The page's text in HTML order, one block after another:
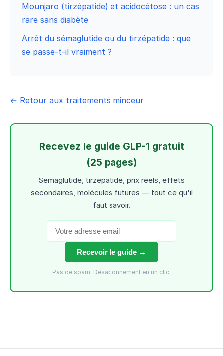
Mounjaro (tirzépatide) et acidocétose : un cas
rare sans diabète
Arrêt du sémaglutide ou du tirzépatide : que
se passe-t-il vraiment ?
← Retour aux traitements minceur
Recevez le guide GLP-1 gratuit
(25 pages)
Sémaglutide, tirzépatide, prix réels, effets
secondaires, molécules futures — tout ce qu'il
faut savoir.
Recevoir le guide →
Pas de spam. Désabonnement en un clic.